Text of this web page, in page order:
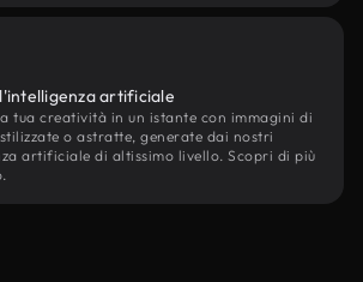
artificiale
tua creatività in un istante con immagini di
o astratte, generate dai nostri
artificiale di altissimo livello. Scopri di più